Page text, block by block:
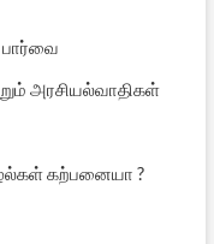
அரசியல்வாதிகள்
கற்பனையா ?